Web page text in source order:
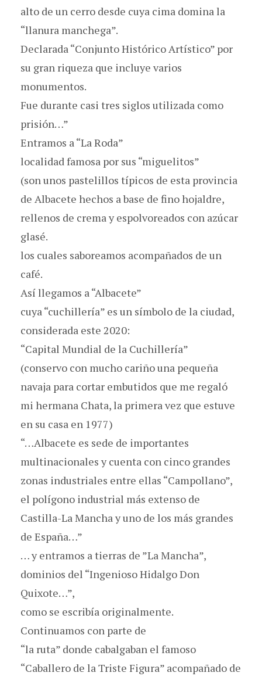
alto de un cerro desde cuya cima domina la
“llanura manchega”.
Declarada “Conjunto Histórico Artístico” por
su gran riqueza que incluye varios
monumentos.
Fue durante casi tres siglos utilizada como
prisión…”
Entramos a “La Roda”
localidad famosa por sus “miguelitos”
(son unos pastelillos típicos de esta provincia
de Albacete hechos a base de fino hojaldre,
rellenos de crema y espolvoreados con azúcar
glasé.
los cuales saboreamos acompañados de un
café.
Así llegamos a “Albacete”
cuya “cuchillería” es un símbolo de la ciudad,
considerada este 2020:
“Capital Mundial de la Cuchillería”
(conservo con mucho cariño una pequeña
navaja para cortar embutidos que me regaló
mi hermana Chata, la primera vez que estuve
en su casa en 1977)
“…Albacete es sede de importantes
multinacionales y cuenta con cinco grandes
zonas industriales entre ellas “Campollano”,
el polígono industrial más extenso de
Castilla-La Mancha y uno de los más grandes
de España…”
… y entramos a tierras de ”La Mancha”,
dominios del “Ingenioso Hidalgo Don
Quixote…”,
como se escribía originalmente.
Continuamos con parte de
“la ruta” donde cabalgaban el famoso
“Caballero de la Triste Figura” acompañado de